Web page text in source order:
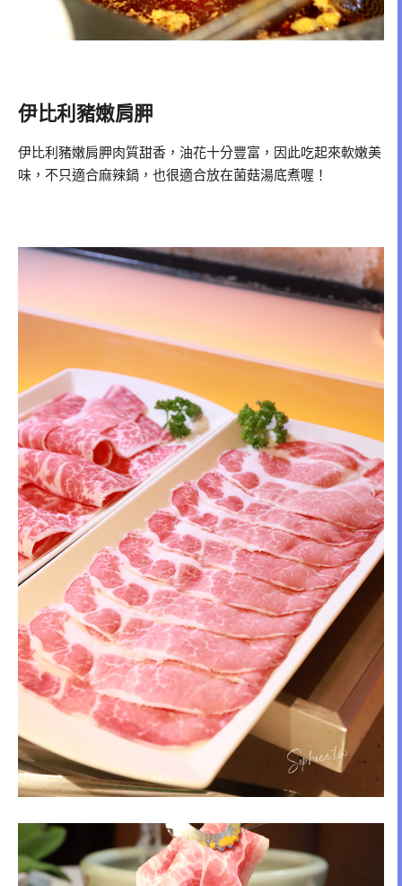
伊比利豬嫩肩胛
伊比利豬嫩肩胛肉質甜香，油花十分豐富，因此吃起來軟嫩美
味，不只適合麻辣鍋，也很適合放在菌菇湯底煮喔！